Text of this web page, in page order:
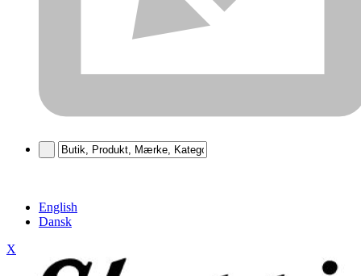
English
Dansk
X